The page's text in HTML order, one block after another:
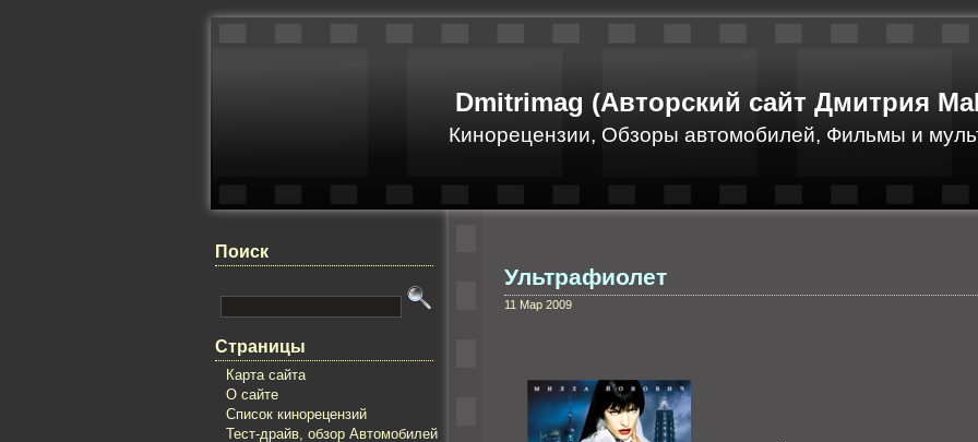
Dmitrimag (Авторский сайт Дмитрия
Кинорецензии, Обзоры автомобилей, Фильмы и
Поиск
Страницы
Карта сайта
О сайте
Список кинорецензий
Тест-драйв, обзор Автомобилей
Ультрафиолет
11 Мар 2009